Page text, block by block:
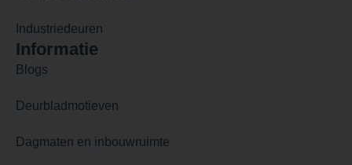
Industriedeuren
Informatie
Blogs
Deurbladmotieven
Dagmaten en inbouwruimte